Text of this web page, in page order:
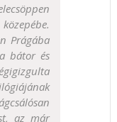
Prágába
bátor és
az már